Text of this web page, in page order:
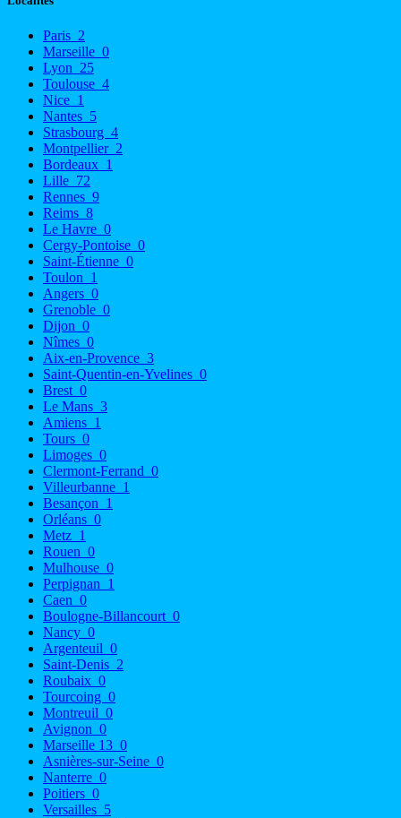
Paris 2
Marseille 0
Lyon 25
Toulouse 4
Nice 1
Nantes 5
Strasbourg 4
Montpellier 2
Bordeaux 1
Lille 72
Rennes 9
Reims 8
Le Havre 0
Cergy-Pontoise 0
Saint-Étienne 0
Toulon 1
Angers 0
Grenoble 0
Dijon 0
Nîmes 0
Aix-en-Provence 3
Saint-Quentin-en-Yvelines 0
Brest 0
Le Mans 3
Amiens 1
Tours 0
Limoges 0
Clermont-Ferrand 0
Villeurbanne 1
Besançon 1
Orléans 0
Metz 1
Rouen 0
Mulhouse 0
Perpignan 1
Caen 0
Boulogne-Billancourt 0
Nancy 0
Argenteuil 0
Saint-Denis 2
Roubaix 0
Tourcoing 0
Montreuil 0
Avignon 0
Marseille 13 0
Asnières-sur-Seine 0
Nanterre 0
Poitiers 0
Versailles 5